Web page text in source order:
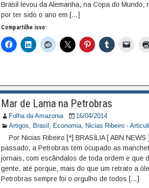
Brasil levou da Alemanha, na Copa do Mundo,
por ter sido o ano em […]
Compartilhe isso:
Mar de Lama na Petrobras
Folha da Amazonia
16/04/2014
Artigos, Brasil , Economia, Nicias Ribeiro -
Por Nicias Ribeiro [*] BRASÍLIA [ ABN
passado, a Petrobras tem ocupado as
jornais, com escândalos de toda ordem e que
gente, até porque, mais do que um retrato a
Petrobras sempre foi o orgulho de todos […]